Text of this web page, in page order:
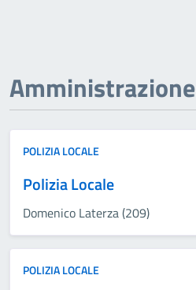
Amministrazione
POLIZIA LOCALE
Polizia Locale
Domenico Laterza (209)
POLIZIA LOCALE